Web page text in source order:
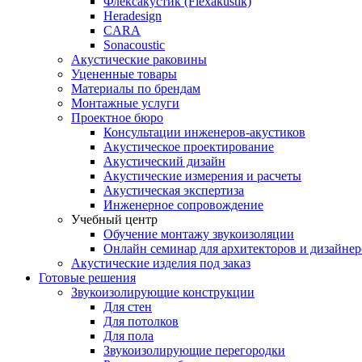
Heradesign
CARA
Sonacoustic
Акустические раковины
Уцененные товары
Материалы по брендам
Монтажные услуги
Проектное бюро
Консультации инженеров-акустиков
Акустическое проектирование
Акустический дизайн
Акустические измерения и расчеты
Акустическая экспертиза
Инженерное сопровождение
Учебный центр
Обучение монтажу звукоизоляции
Онлайн семинар для архитекторов и
Акустические изделия под заказ
Готовые решения
Звукоизолирующие конструкции
Для стен
Для потолков
Для пола
Звукоизолирующие перегородки